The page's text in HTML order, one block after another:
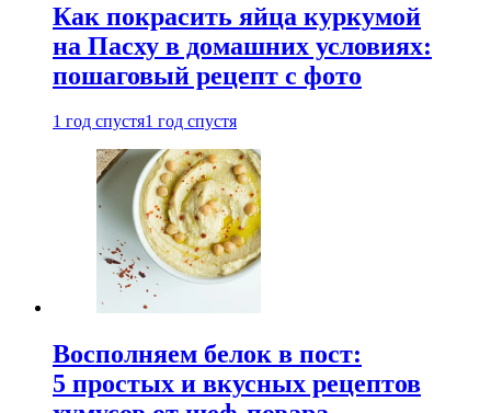
Как покрасить яйца куркумой
на Пасху в домашних условиях:
пошаговый рецепт с фото
1 год спустя1 год спустя
Восполняем белок в пост:
5 простых и вкусных рецептов